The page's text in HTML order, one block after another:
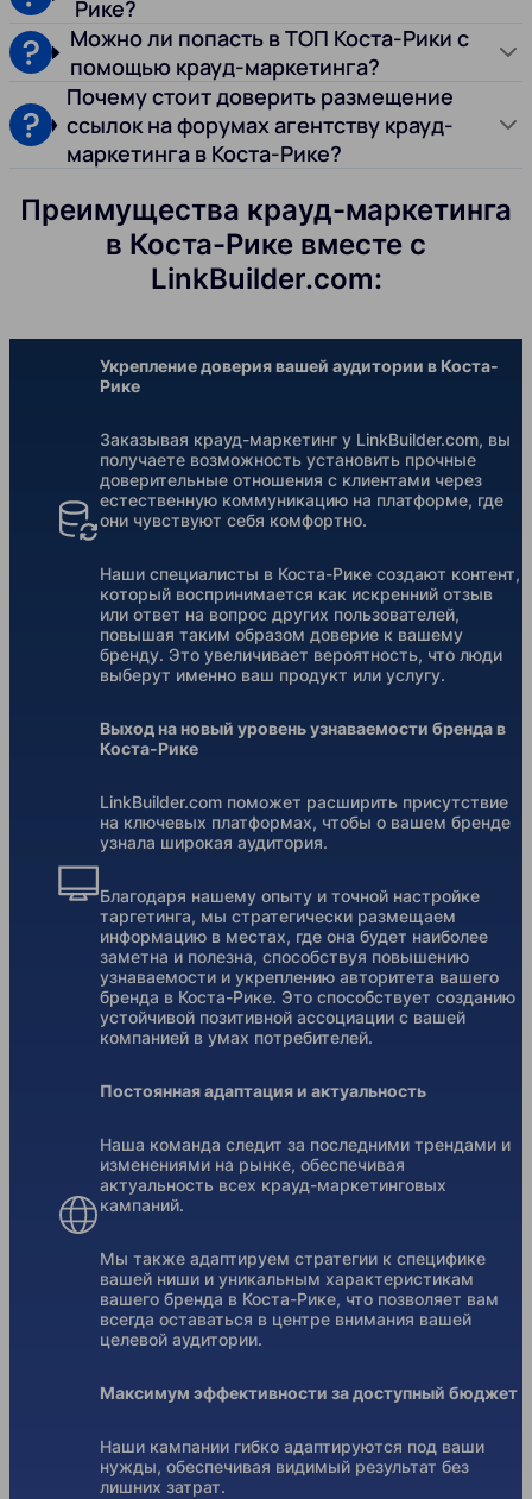
Рике?
Можно ли попасть в ТОП Коста-Рики с
помощью крауд-маркетинга?
Почему стоит доверить размещение
ссылок на форумах агентству крауд-
маркетинга в Коста-Рике?
Преимущества крауд-маркетинга
в Коста-Рике вместе с
LinkBuilder.com:
Укрепление доверия вашей аудитории в Коста-
Рике
Заказывая крауд-маркетинг у LinkBuilder.com, вы
получаете возможность установить прочные
доверительные отношения с клиентами через
естественную коммуникацию на платформе, где
они чувствуют себя комфортно.
Наши специалисты в Коста-Рике создают контент,
который воспринимается как искренний отзыв
или ответ на вопрос других пользователей,
повышая таким образом доверие к вашему
бренду. Это увеличивает вероятность, что люди
выберут именно ваш продукт или услугу.
Выход на новый уровень узнаваемости бренда в
Коста-Рике
LinkBuilder.com поможет расширить присутствие
на ключевых платформах, чтобы о вашем бренде
узнала широкая аудитория.
Благодаря нашему опыту и точной настройке
таргетинга, мы стратегически размещаем
информацию в местах, где она будет наиболее
заметна и полезна, способствуя повышению
узнаваемости и укреплению авторитета вашего
бренда в Коста-Рике. Это способствует созданию
устойчивой позитивной ассоциации с вашей
компанией в умах потребителей.
Постоянная адаптация и актуальность
Наша команда следит за последними трендами и
изменениями на рынке, обеспечивая
актуальность всех крауд-маркетинговых
кампаний.
Мы также адаптируем стратегии к специфике
вашей ниши и уникальным характеристикам
вашего бренда в Коста-Рике, что позволяет вам
всегда оставаться в центре внимания вашей
целевой аудитории.
Максимум эффективности за доступный бюджет
Наши кампании гибко адаптируются под ваши
нужды, обеспечивая видимый результат без
лишних затрат.